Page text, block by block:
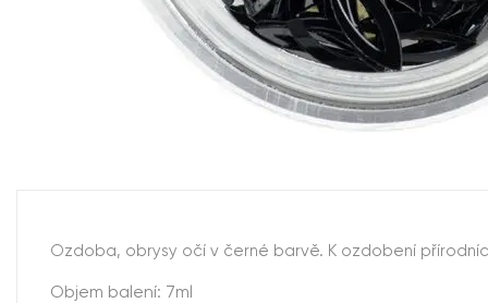
Ozdoba, obrysy očí v černé barvě. K ozdobení
Objem balení: 7ml